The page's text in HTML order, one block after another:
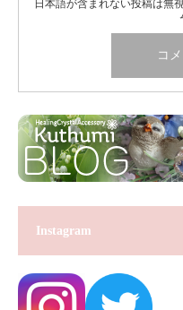
日本語が含まれない投稿は無
Instagram